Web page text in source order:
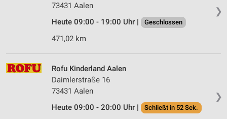
❯
73431 Aalen
Heute 09:00 - 19:00 Uhr |
Geschlossen
471,02 km
❯
Rofu Kinderland Aalen
Daimlerstraße 16
73431 Aalen
Heute 09:00 - 20:00 Uhr |
Schließt in 52 Sek.